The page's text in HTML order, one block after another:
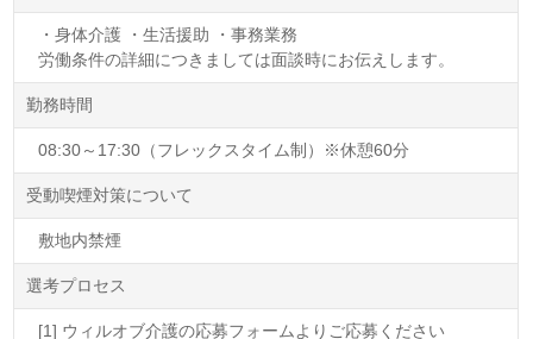
・身体介護 ・生活援助 ・事務業務
労働条件の詳細につきましては面談時にお伝えします。
勤務時間
08:30～17:30（フレックスタイム制）※休憩60分
受動喫煙対策について
敷地内禁煙
選考プロセス
[1] ウィルオブ介護の応募フォームよりご応募ください